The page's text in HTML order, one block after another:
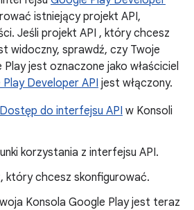
istniejący projekt API,
Jeśli projekt API , który chcesz
widoczny, sprawdź, czy Twoje
jest oznaczone jako właściciel
Developer API jest włączony.
Dostęp do interfejsu API w Konsoli
korzystania z interfejsu API.
który chcesz skonfigurować.
Konsola Google Play jest teraz